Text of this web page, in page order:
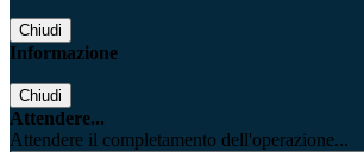
Chiudi
Informazione
Chiudi
Attendere...
Attendere il completamento dell'operazione...